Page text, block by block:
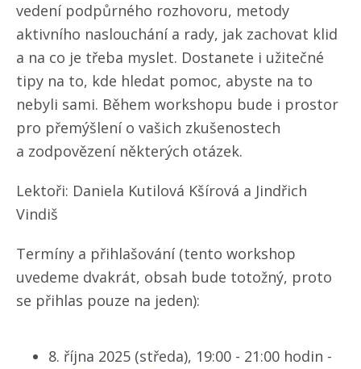
vedení podpůrného rozhovoru, metody
aktivního naslouchání a rady, jak zachovat klid
a na co je třeba myslet. Dostanete i užitečné
tipy na to, kde hledat pomoc, abyste na to
nebyli sami. Během workshopu bude i prostor
pro přemýšlení o vašich zkušenostech
a zodpovězení některých otázek.
Lektoři: Daniela Kutilová Kšírová a Jindřich
Vindiš
Termíny a přihlašování (tento workshop
uvedeme dvakrát, obsah bude totožný, proto
se přihlas pouze na jeden):
8. října 2025 (středa), 19:00 - 21:00 hodin -